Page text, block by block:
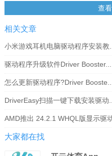
会自动搜索，我们可以更改这个
夹一次性安装完毕。软件绿色免费
Windows自带的常用程序驱动。让
序，它可以将用户现有的驱动程
查
相关文章
小米游戏耳机电脑驱动程序安装教
驱动程序升级软件Driver Booster...
怎么更新驱动程序?Driver
DriverEasy扫描一键下载安装驱动
AMD推出 24.2.1 WHQL版显示驱
大家都在找